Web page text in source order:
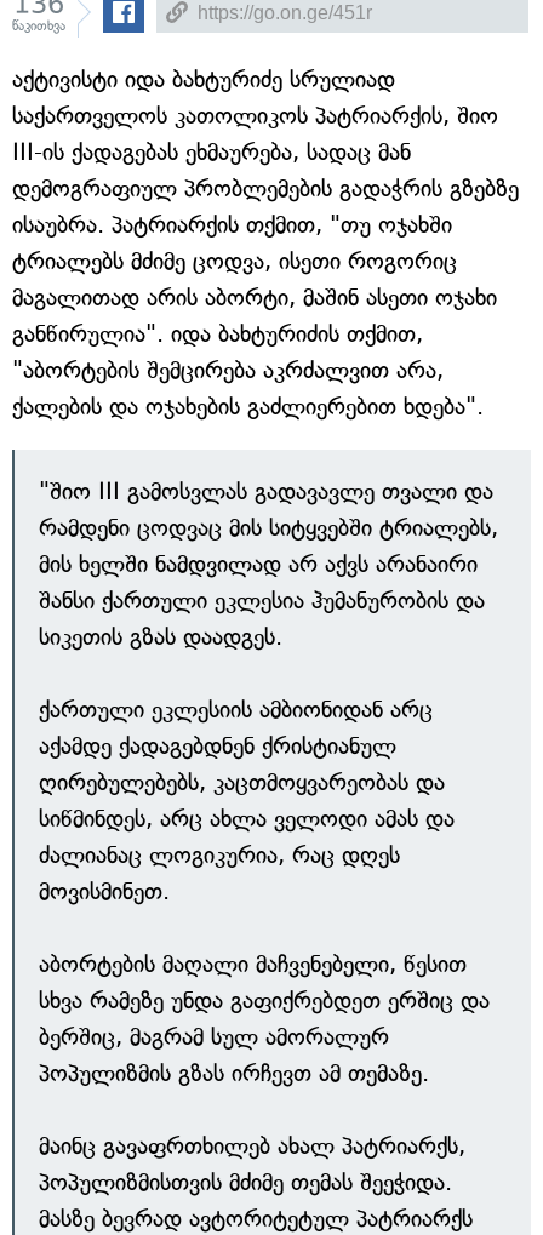
წაკითხვა
აქტივისტი იდა ბახტურიძე სრულიად
საქართველოს კათოლიკოს პატრიარქის, შიო
III-ის ქადაგებას ეხმაურება, სადაც მან
დემოგრაფიულ პრობლემების გადაჭრის გზებზე
ისაუბრა. პატრიარქის თქმით, "თუ ოჯახში
ტრიალებს მძიმე ცოდვა, ისეთი როგორიც
მაგალითად არის აბორტი, მაშინ ასეთი ოჯახი
განწირულია". იდა ბახტურიძის თქმით,
"აბორტების შემცირება აკრძალვით არა,
ქალების და ოჯახების გაძლიერებით ხდება".
"შიო III გამოსვლას გადავავლე თვალი და
რამდენი ცოდვაც მის სიტყვებში ტრიალებს,
მის ხელში ნამდვილად არ აქვს არანაირი
შანსი ქართული ეკლესია ჰუმანურობის და
სიკეთის გზას დაადგეს.
ქართული ეკლესიის ამბიონიდან არც
აქამდე ქადაგებდნენ ქრისტიანულ
ღირებულებებს, კაცთმოყვარეობას და
სიწმინდეს, არც ახლა ველოდი ამას და
ძალიანაც ლოგიკურია, რაც დღეს
მოვისმინეთ.
აბორტების მაღალი მაჩვენებელი, წესით
სხვა რამეზე უნდა გაფიქრებდეთ ერშიც და
ბერშიც, მაგრამ სულ ამორალურ
პოპულიზმის გზას ირჩევთ ამ თემაზე.
მაინც გავაფრთხილებ ახალ პატრიარქს,
პოპულიზმისთვის მძიმე თემას შეეჭიდა.
მასზე ბევრად ავტორიტეტულ პატრიარქს